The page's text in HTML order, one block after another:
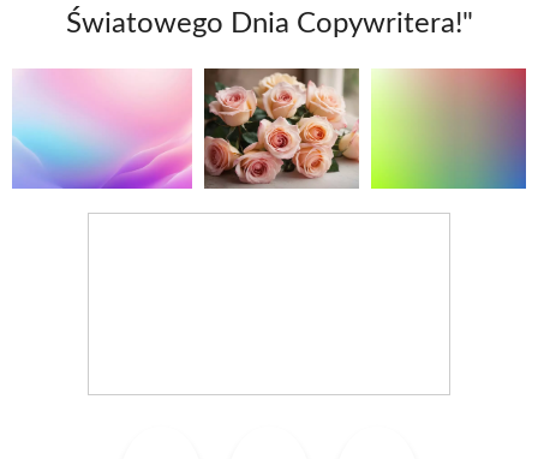
Światowego Dnia Copywritera!"